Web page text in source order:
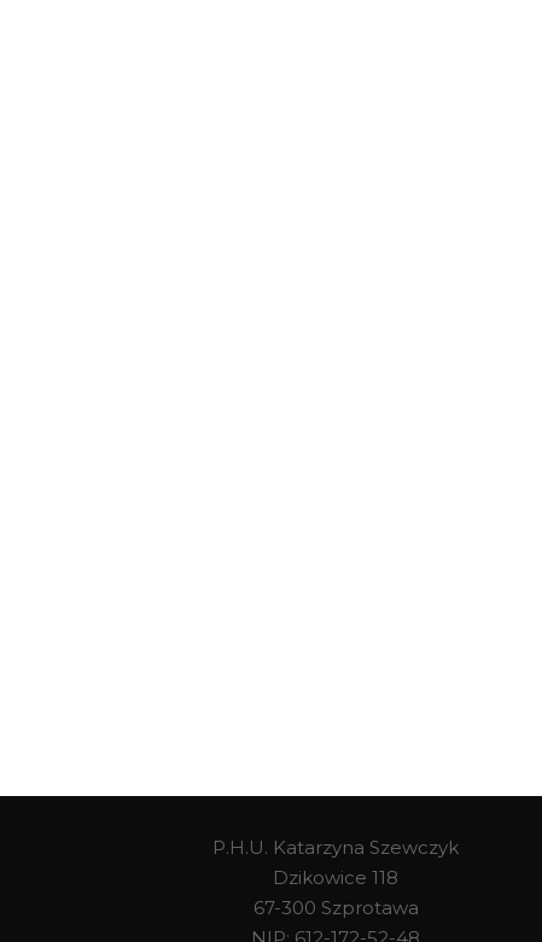
P.H.U. Katarzyna Szewczyk
Dzikowice 118
67-300 Szprotawa